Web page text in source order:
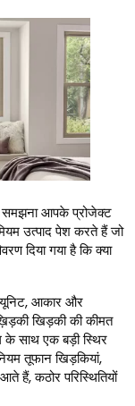
समझना आपके प्रोजेक्ट
उत्पाद पेश करते हैं जो
दिया गया है कि क्या
यूनिट, आकार और
खिड़की की कीमत
साथ एक बड़ी स्थिर
तूफान खिड़कियां,
हैं, कठोर परिस्थितियों